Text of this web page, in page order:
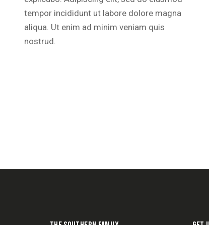
tempor incididunt ut labore dolore magna
aliqua. Ut enim ad minim veniam quis
nostrud.